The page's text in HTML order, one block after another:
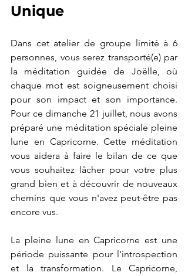
Unique
Dans cet atelier de groupe limité à 6
personnes, vous serez transporté(e) par
la méditation guidée de Joëlle, où
chaque mot est soigneusement choisi
pour son impact et son importance.
Pour ce dimanche 21 juillet, nous avons
préparé une méditation spéciale pleine
lune en Capricorne. Cette méditation
vous aidera à faire le bilan de ce que
vous souhaitez lâcher pour votre plus
grand bien et à découvrir de nouveaux
chemins que vous n'avez peut-être pas
encore vus.
La pleine lune en Capricorne est une
période puissante pour l'introspection
et la transformation. Le Capricorne,